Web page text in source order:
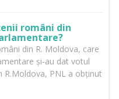
români din
din R. Moldova, care
și-au dat votul
R.Moldova, PNL a obținut